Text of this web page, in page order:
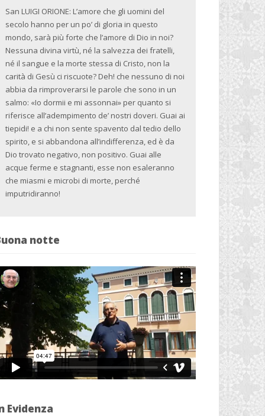
San LUIGI ORIONE: L’amore che gli uomini del
secolo hanno per un po’ di gloria in questo
mondo, sarà più forte che l’amore di Dio in noi?
Nessuna divina virtù, né la salvezza dei fratelli,
né il sangue e la morte stessa di Cristo, non la
carità di Gesù ci riscuote? Deh! che nessuno di noi
abbia da rimproverarsi le parole che sono in un
salmo: «Io dormii e mi assonnai» per quanto si
riferisce all’adempimento de’ nostri doveri. Guai ai
tiepidi! e a chi non sente spavento dal tedio dello
spirito, e si abbandona all’indifferenza, ed è da
Dio trovato negativo, non positivo. Guai alle
acque ferme e stagnanti, esse non esaleranno
che miasmi e microbi di morte, perché
imputridiranno!
notte
Evidenza